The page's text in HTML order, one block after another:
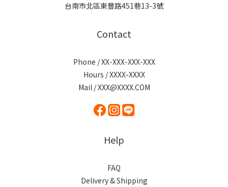
台南市北區東豐路451巷13-3號
Contact
Phone / XX-XXX-XXX-XXX
Hours / XXXX-XXXX
Mail / XXX@XXXX.COM
Help
FAQ
Delivery & Shipping